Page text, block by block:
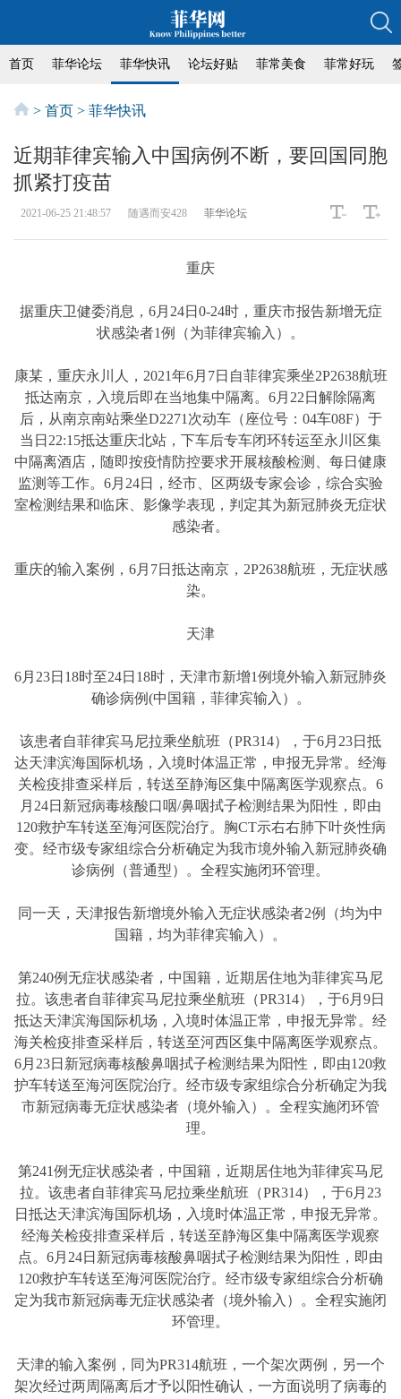
首页 菲华论坛 菲华快讯 论坛好贴 菲常美食 菲常好玩
> 首页 > 菲华快讯
近期菲律宾输入中国病例不断，要回国同胞
抓紧打疫苗
2021-06-25 21:48:57 随遇而安428 菲华论坛
重庆
据重庆卫健委消息，6月24日0-24时，重庆市报告新增无症
状感染者1例（为菲律宾输入）。
康某，重庆永川人，2021年6月7日自菲律宾乘坐2P2638航班
抵达南京，入境后即在当地集中隔离。6月22日解除隔离
后，从南京南站乘坐D2271次动车（座位号：04车08F）于
当日22:15抵达重庆北站，下车后专车闭环转运至永川区集
中隔离酒店，随即按疫情防控要求开展核酸检测、每日健康
监测等工作。6月24日，经市、区两级专家会诊，综合实验
室检测结果和临床、影像学表现，判定其为新冠肺炎无症状
感染者。
重庆的输入案例，6月7日抵达南京，2P2638航班，无症状感
染。
天津
6月23日18时至24日18时，天津市新增1例境外输入新冠肺炎
确诊病例(中国籍，菲律宾输入）。
该患者自菲律宾马尼拉乘坐航班（PR314），于6月23日抵
达天津滨海国际机场，入境时体温正常，申报无异常。经海
关检疫排查采样后，转送至静海区集中隔离医学观察点。6
月24日新冠病毒核酸口咽/鼻咽拭子检测结果为阳性，即由
120救护车转送至海河医院治疗。胸CT示右右肺下叶炎性病
变。经市级专家组综合分析确定为我市境外输入新冠肺炎确
诊病例（普通型）。全程实施闭环管理。
同一天，天津报告新增境外输入无症状感染者2例（均为中
国籍，均为菲律宾输入）。
第240例无症状感染者，中国籍，近期居住地为菲律宾马尼
拉。该患者自菲律宾马尼拉乘坐航班（PR314），于6月9日
抵达天津滨海国际机场，入境时体温正常，申报无异常。经
海关检疫排查采样后，转送至河西区集中隔离医学观察点。
6月23日新冠病毒核酸鼻咽拭子检测结果为阳性，即由120救
护车转送至海河医院治疗。经市级专家组综合分析确定为我
市新冠病毒无症状感染者（境外输入）。全程实施闭环管
理。
第241例无症状感染者，中国籍，近期居住地为菲律宾马尼
拉。该患者自菲律宾马尼拉乘坐航班（PR314），于6月23
日抵达天津滨海国际机场，入境时体温正常，申报无异常。
经海关检疫排查采样后，转送至静海区集中隔离医学观察
点。6月24日新冠病毒核酸鼻咽拭子检测结果为阳性，即由
120救护车转送至海河医院治疗。经市级专家组综合分析确
定为我市新冠病毒无症状感染者（境外输入）。全程实施闭
环管理。
天津的输入案例，同为PR314航班，一个架次两例，另一个
架次经过两周隔离后才予以阳性确认，一方面说明了病毒的